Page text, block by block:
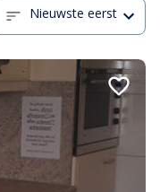
Nieuwste eerst